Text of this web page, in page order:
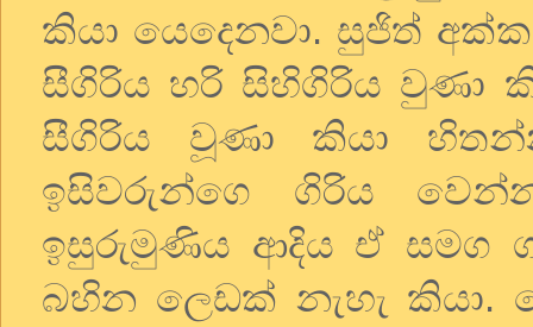
කියා යෙදෙනවා. සුජිත්
සීගිරිය හරි සිහිගිරිය වුණා
සීගිරිය
වූණා කියා
ඉසිවරුන්ගෙ
ගිරිය
ඉසුරුමුණිය ආදිය ඒ සමග
බහින ලෙඩක් නැහැ කියා.